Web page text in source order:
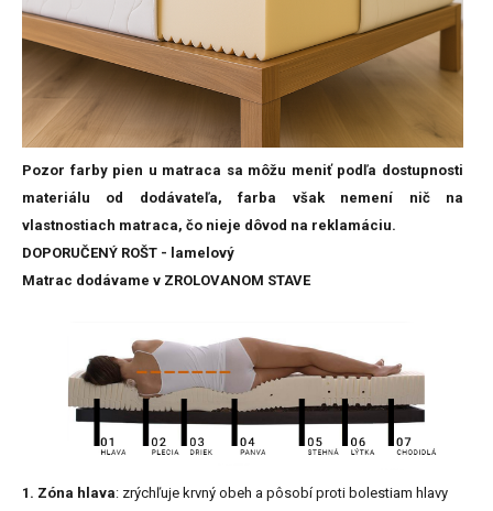
Pozor farby pien u matraca sa môžu meniť podľa dostupnosti
materiálu od dodávateľa, farba však nemení nič na
vlastnostiach matraca, čo nieje dôvod na reklamáciu.
DOPORUČENÝ ROŠT - lamelový
Matrac dodávame v ZROLOVANOM STAVE
1. Zóna hlava: zrýchľuje krvný obeh a pôsobí proti bolestiam hlavy